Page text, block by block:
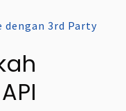
dengan 3rd Party